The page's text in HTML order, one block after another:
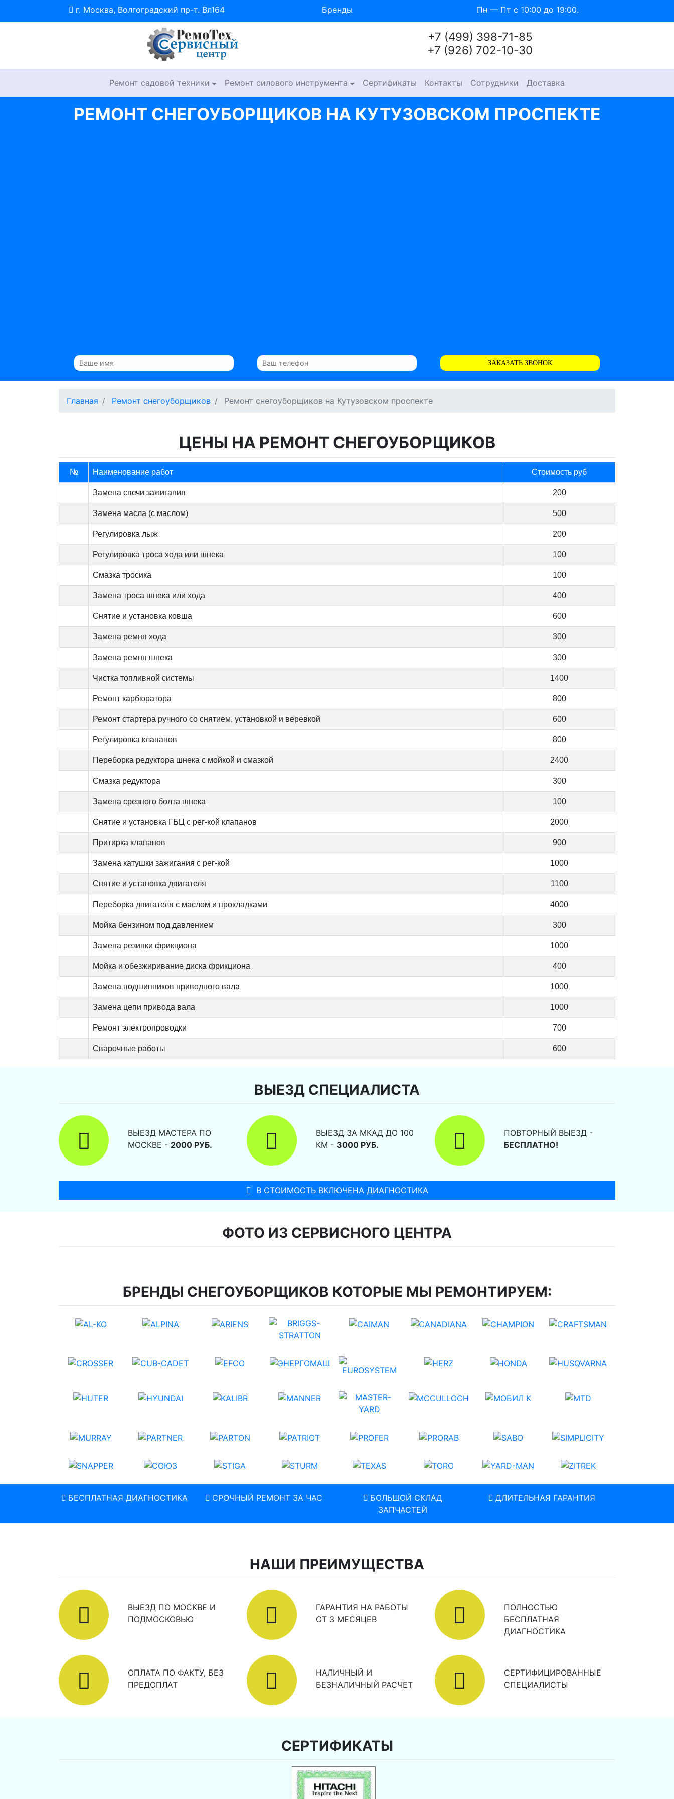
г. Москва, Волгоградский пр-т. Вл164 Бренды Пн — Пт с 10:00 до 19:00.
+7 (499) 398-71-85
+7 (926) 702-10-30
Ремонт садовой техники Ремонт силового инструмента Сертификаты Контакты Сотрудники Доставка
РЕМОНТ СНЕГОУБОРЩИКОВ НА КУТУЗОВСКОМ ПРОСПЕКТЕ
ЗАКАЗАТЬ ЗВОНОК
Главная Ремонт снегоуборщиков Ремонт снегоуборщиков на Кутузовском проспекте
ЦЕНЫ НА РЕМОНТ СНЕГОУБОРЩИКОВ
№ Наименование работ Стоимость руб
Замена свечи зажигания 200
Замена масла (с маслом) 500
Регулировка лыж 200
Регулировка троса хода или шнека 100
Смазка тросика 100
Замена троса шнека или хода 400
Снятие и установка ковша 600
Замена ремня хода 300
Замена ремня шнека 300
Чистка топливной системы 1400
Ремонт карбюратора 800
Ремонт стартера ручного со снятием, установкой и веревкой 600
Регулировка клапанов 800
Переборка редуктора шнека с мойкой и смазкой 2400
Смазка редуктора 300
Замена срезного болта шнека 100
Снятие и установка ГБЦ с рег-кой клапанов 2000
Притирка клапанов 900
Замена катушки зажигания с рег-кой 1000
Снятие и установка двигателя 1100
Переборка двигателя с маслом и прокладками 4000
Мойка бензином под давлением 300
Замена резинки фрикциона 1000
Мойка и обезжиривание диска фрикциона 400
Замена подшипников приводного вала 1000
Замена цепи привода вала 1000
Ремонт электропроводки 700
Сварочные работы 600
ВЫЕЗД СПЕЦИАЛИСТА
ВЫЕЗД МАСТЕРА ПО
МОСКВЕ - 2000 РУБ.
ВЫЕЗД ЗА МКАД ДО 100
КМ - 3000 РУБ.
ПОВТОРНЫЙ ВЫЕЗД -
БЕСПЛАТНО!
В СТОИМОСТЬ ВКЛЮЧЕНА ДИАГНОСТИКА
ФОТО ИЗ СЕРВИСНОГО ЦЕНТРА
БРЕНДЫ СНЕГОУБОРЩИКОВ КОТОРЫЕ МЫ РЕМОНТИРУЕМ:
БЕСПЛАТНАЯ ДИАГНОСТИКА СРОЧНЫЙ РЕМОНТ ЗА ЧАС
БОЛЬШОЙ СКЛАД
ЗАПЧАСТЕЙ
ДЛИТЕЛЬНАЯ ГАРАНТИЯ
НАШИ ПРЕИМУЩЕСТВА
ВЫЕЗД ПО МОСКВЕ И
ПОДМОСКОВЬЮ
ГАРАНТИЯ НА РАБОТЫ
ОТ 3 МЕСЯЦЕВ
ПОЛНОСТЬЮ
БЕСПЛАТНАЯ
ДИАГНОСТИКА
ОПЛАТА ПО ФАКТУ, БЕЗ
ПРЕДОПЛАТ
НАЛИЧНЫЙ И
БЕЗНАЛИЧНЫЙ РАСЧЕТ
СЕРТИФИЦИРОВАННЫЕ
СПЕЦИАЛИСТЫ
СЕРТИФИКАТЫ